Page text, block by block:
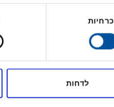
לדחות
לעיין בו לפני רכישתו הואיל